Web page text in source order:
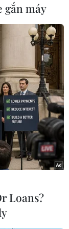
nhất từ 22
đến 33 độ
Vietnam+)
gắn máy
Loans?